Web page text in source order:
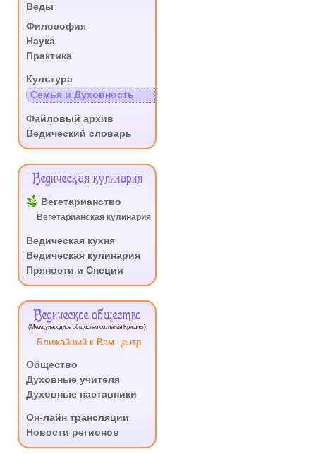
Веды
.
Философия
Наука
Практика
Культура
Семья и Духовность
Файловый архив
Ведический словарь
Ведическая кулинария
Вегетарианство
Вегетарианская кулинария
.
Ведическая кухня
Ведическая кулинария
Пряности и Специи
Ведическое общество
(Международное общество сознания Кришны)
Ближайший к Вам центр
Общество
Духовные учителя
Духовные наставники
Он-лайн трансляции
Новости регионов